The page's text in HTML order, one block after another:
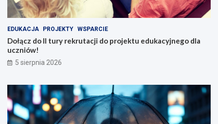
EDUKACJA PROJEKTY WSPARCIE
Dołącz do II tury rekrutacji do projektu edukacyjnego dla
uczniów!
5 sierpnia 2026